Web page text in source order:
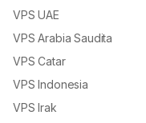
VPS UAE
VPS Arabia Saudita
VPS Catar
VPS Indonesia
VPS Irak